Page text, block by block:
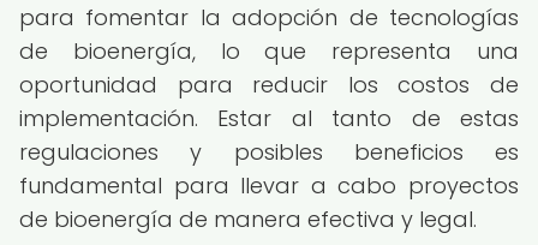
para fomentar la adopción de tecnologías
de bioenergía, lo que representa una
oportunidad para reducir los costos de
implementación. Estar al tanto de estas
regulaciones y posibles beneficios es
fundamental para llevar a cabo proyectos
de bioenergía de manera efectiva y legal.